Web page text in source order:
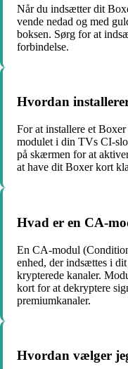
Når du indsætter dit
vende nedad og med
boksen. Sørg for at
forbindelse.
Hvordan
For at installere et
modulet i din TVs CI-
på skærmen for at
at have dit Boxer kort
Hvad er en CA-
En CA-modul
enhed, der indsættes i
krypterede kanaler.
kort for at dekryptere
premiumkanaler.
Hvordan vælger